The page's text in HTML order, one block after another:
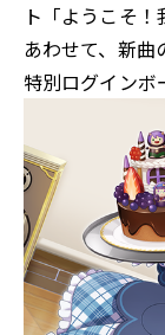
ト「ようこそ
あわせて、新曲
特別ログインボ